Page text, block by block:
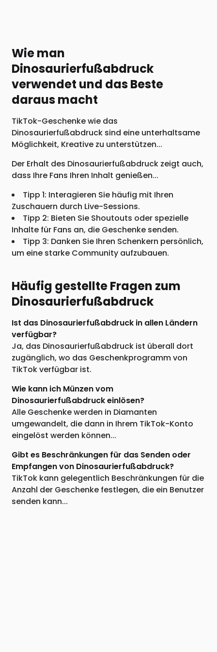
Wie man
Dinosaurierfußabdruck
verwendet und das Beste
daraus macht
TikTok-Geschenke wie das
Dinosaurierfußabdruck sind eine unterhaltsame
Möglichkeit, Kreative zu unterstützen...
Der Erhalt des Dinosaurierfußabdruck zeigt auch,
dass Ihre Fans Ihren Inhalt genießen...
Tipp 1: Interagieren Sie häufig mit Ihren
Zuschauern durch Live-Sessions.
Tipp 2: Bieten Sie Shoutouts oder spezielle
Inhalte für Fans an, die Geschenke senden.
Tipp 3: Danken Sie Ihren Schenkern persönlich,
um eine starke Community aufzubauen.
Häufig gestellte Fragen zum
Dinosaurierfußabdruck
Ist das Dinosaurierfußabdruck in allen Ländern
verfügbar?
Ja, das Dinosaurierfußabdruck ist überall dort
zugänglich, wo das Geschenkprogramm von
TikTok verfügbar ist.
Wie kann ich Münzen vom
Dinosaurierfußabdruck einlösen?
Alle Geschenke werden in Diamanten
umgewandelt, die dann in Ihrem TikTok-Konto
eingelöst werden können...
Gibt es Beschränkungen für das Senden oder
Empfangen von Dinosaurierfußabdruck?
TikTok kann gelegentlich Beschränkungen für die
Anzahl der Geschenke festlegen, die ein Benutzer
senden kann...